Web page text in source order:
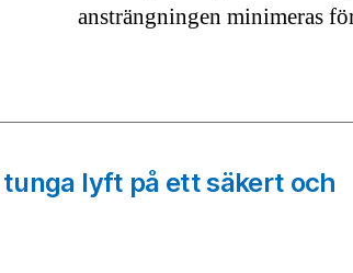
ansträngningen minimeras
lyft på ett säkert och